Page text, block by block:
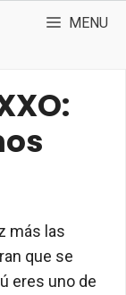
MENU
más las
que se
eres uno de